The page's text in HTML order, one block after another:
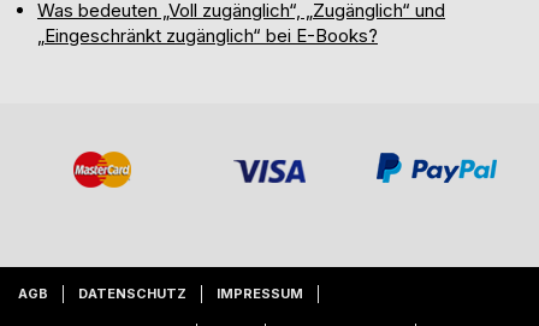
Was bedeuten „Voll zugänglich“, „Zugänglich“ und
„Eingeschränkt zugänglich“ bei E-Books?
AGB DATENSCHUTZ IMPRESSUM